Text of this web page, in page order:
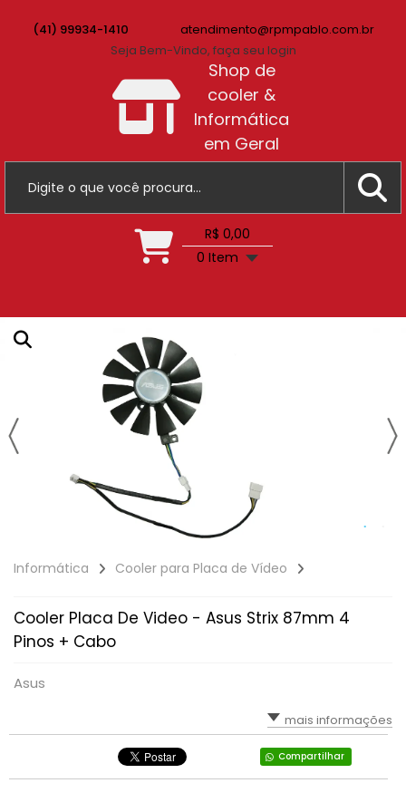
Shop de
cooler &
Informática
em Geral
(41) 99934-1410
atendimento@rpmpablo.com.br
Seja Bem-Vindo, faça seu login
R$ 0,00
0 Item
Informática Cooler para Placa de Vídeo
Cooler Placa De Video - Asus Strix 87mm 4
Pinos + Cabo
Asus
mais informações
Compartilhar